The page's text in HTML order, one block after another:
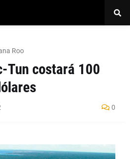
Roo
Tun costará 100
0